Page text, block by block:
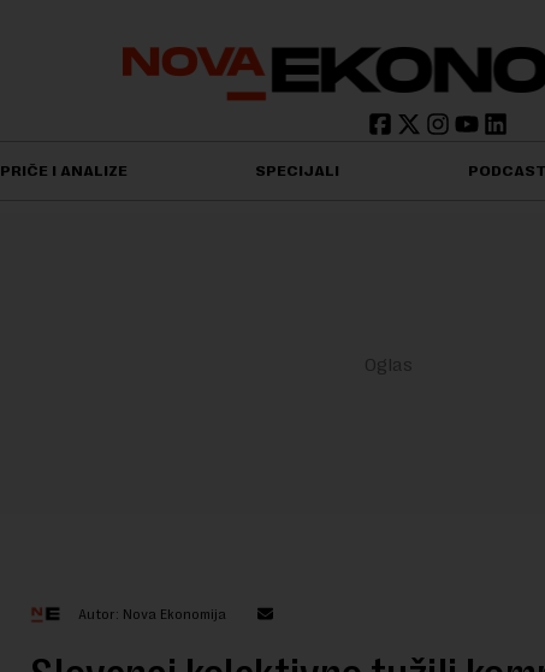
PRIČE I ANALIZE SPECIJALI PODCAST
Autor: Nova Ekonomija